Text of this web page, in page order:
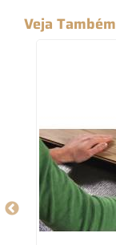
Veja Também